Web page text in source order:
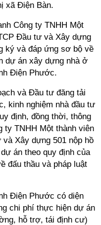
xã Điện Bàn.
Công ty TNHH Một
Đầu tư và Xây dựng
ký và đáp ứng sơ bộ về
dự án xây dựng nhà ở
Điện Phước.
và Đầu tư đăng tải
kinh nghiệm nhà đầu tư
định, đồng thời, thông
ty TNHH Một thành viên
Xây dựng 501 nộp hồ
án theo quy định của
đấu thầu và pháp luật
Điện Phước có diện
chi phí thực hiện dự án
hỗ trợ, tái định cư)